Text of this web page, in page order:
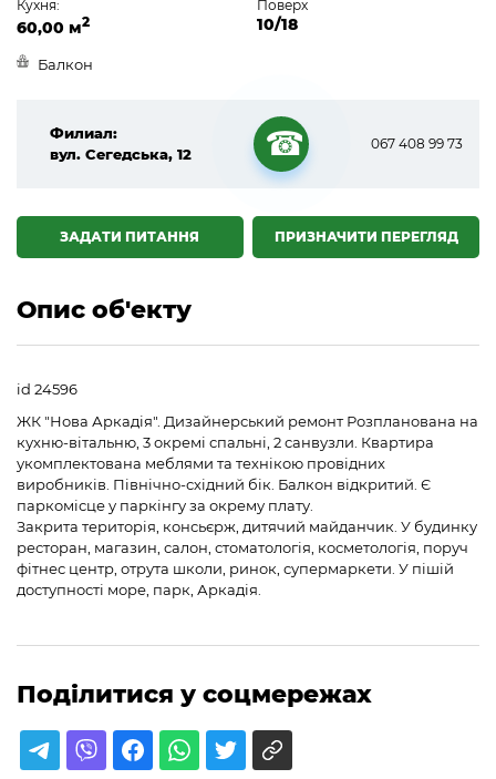
Кухня:
60,00 м2
Поверх
10/18
Балкон
Филиал:
вул. Сегедська, 12
☎
067 408 99 73
ПРИЗНАЧИТИ ПЕРЕГЛЯД
ЗАДАТИ ПИТАННЯ
Опис об'екту
id 24596
ЖК "Нова Аркадія". Дизайнерський ремонт Розпланована на
кухню-вітальню, 3 окремі спальні, 2 санвузли. Квартира
укомплектована меблями та технікою провідних
виробників. Північно-східний бік. Балкон відкритий. Є
паркомісце у паркінгу за окрему плату.
Закрита територія, консьєрж, дитячий майданчик. У будинку
ресторан, магазин, салон, стоматологія, косметологія, поруч
фітнес центр, отрута школи, ринок, супермаркети. У пішій
доступності море, парк, Аркадія.
Поділитися у соцмережах